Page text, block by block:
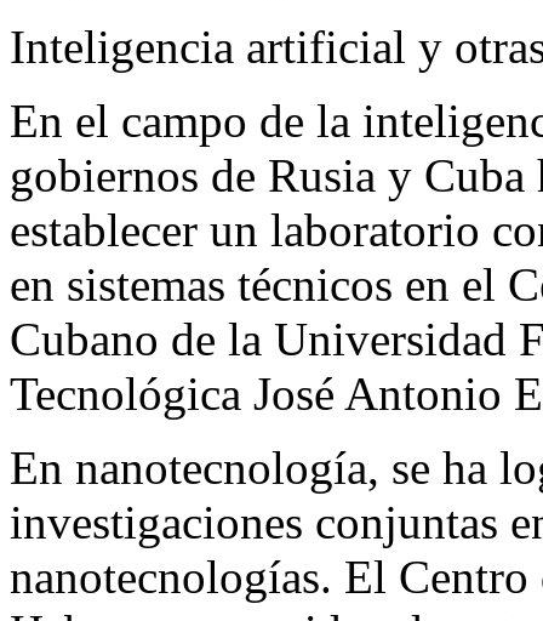
Inteligencia artificial y
En el campo de la
gobiernos de Rusia y
establecer un laboratorio
en sistemas técnicos en el
Cubano de la Universidad
Tecnológica José Antonio
En nanotecnología, se ha
investigaciones conjuntas
nanotecnologías. El